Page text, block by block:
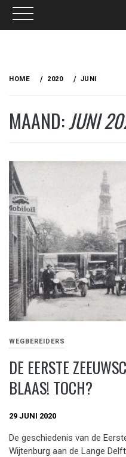
HOME 2020 JUNI
MAAND:JUNI
WEGBEREIDERS
DE EERSTE
BLAAS! TOCH?
29 JUNI 2020
De geschiedenis van de
Wijtenburg aan de Lange